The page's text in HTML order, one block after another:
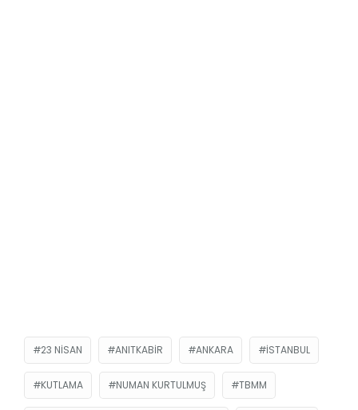
23 NISAN ANITKABIR ANKARA ISTANBUL
KUTLAMA NUMAN KURTULMUŞ TBMM